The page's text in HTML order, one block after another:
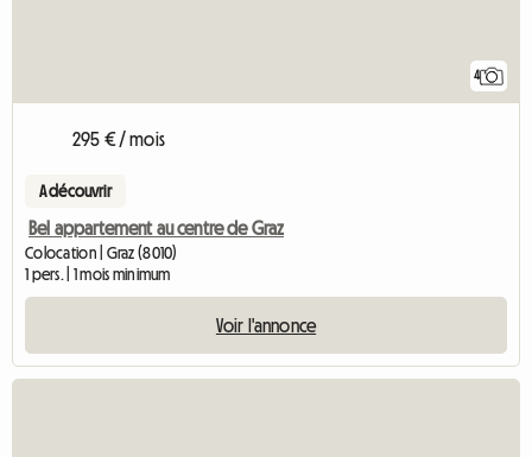
4
295 € / mois
A découvrir
Bel appartement au centre de Graz
Colocation | Graz (8010)
1 pers. | 1 mois minimum
Voir l'annonce